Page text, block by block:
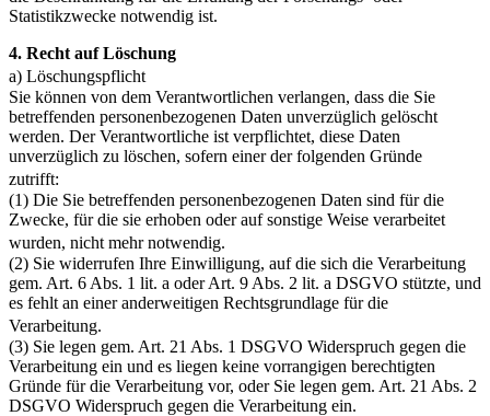
Statistikzwecke notwendig ist.
4. Recht auf Löschung
a) Löschungspflicht
Sie können von dem Verantwortlichen verlangen, dass die Sie
betreffenden personenbezogenen Daten unverzüglich gelöscht
werden. Der Verantwortliche ist verpflichtet, diese Daten
unverzüglich zu löschen, sofern einer der folgenden Gründe
zutrifft:
(1) Die Sie betreffenden personenbezogenen Daten sind für die
Zwecke, für die sie erhoben oder auf sonstige Weise verarbeitet
wurden, nicht mehr notwendig.
(2) Sie widerrufen Ihre Einwilligung, auf die sich die Verarbeitung
gem. Art. 6 Abs. 1 lit. a oder Art. 9 Abs. 2 lit. a DSGVO stützte, und
es fehlt an einer anderweitigen Rechtsgrundlage für die
Verarbeitung.
(3) Sie legen gem. Art. 21 Abs. 1 DSGVO Widerspruch gegen die
Verarbeitung ein und es liegen keine vorrangigen berechtigten
Gründe für die Verarbeitung vor, oder Sie legen gem. Art. 21 Abs. 2
DSGVO Widerspruch gegen die Verarbeitung ein.